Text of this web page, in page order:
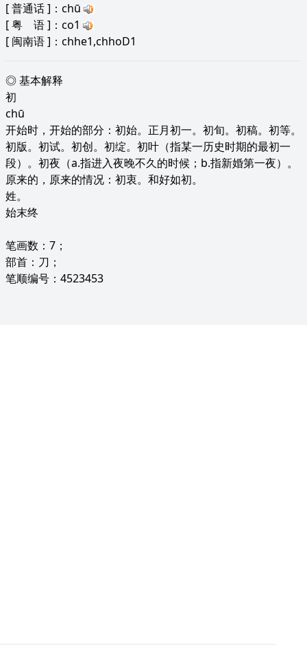
[普通话]：chū
[粤 语]：co1
[ 闽南语]：chhe1,chhoD1
◎ 基本解释
初
chū
开始时，开始的部分：初始。正月初一。初旬。初稿。初等。
初版。初试。初创。初绽。初叶（指某一历史时期的最初一
段）。初夜（a.指进入夜晚不久的时候；b.指新婚第一夜）。
原来的，原来的情况：初衷。和好如初。
姓。
始末终
笔画数：7；
部首：刀；
笔顺编号：4523453